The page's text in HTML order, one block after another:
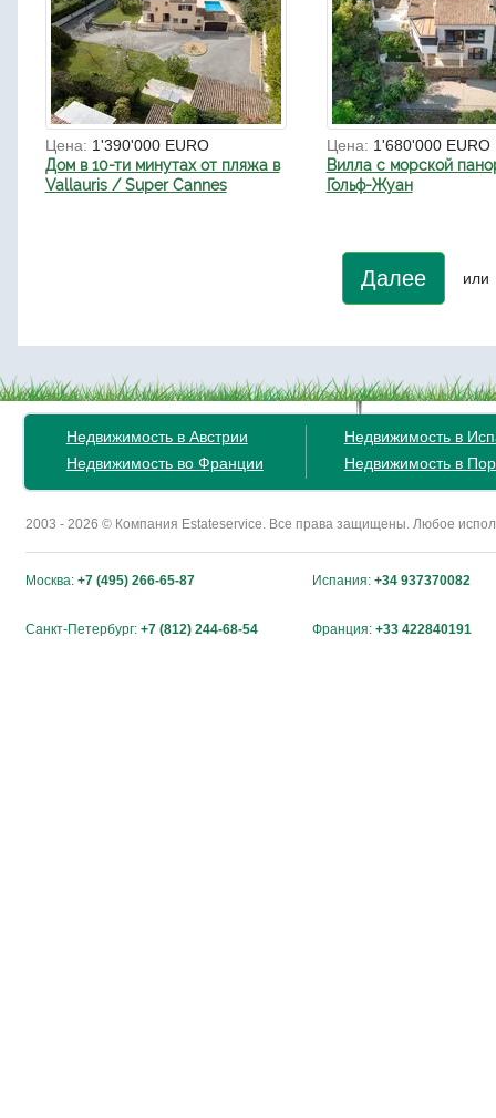
Цена: 1'390'000 EURO
Дом в 10-ти минутах от пляжа в
Vallauris / Super Cannes
Цена: 1'680'000 EURO
Вилла с морской
Гольф-Жуан
Далее или
Недвижимость в Австрии
Недвижимость во Франции
Недвижимость в
Недвижимость в
2003 - 2026 © Компания Estateservice. Все права защищены. Любое
Москва: +7 (495) 266-65-87 Испания: +34 937370082
Санкт-Петербург: +7 (812) 244-68-54 Франция: +33 422840191